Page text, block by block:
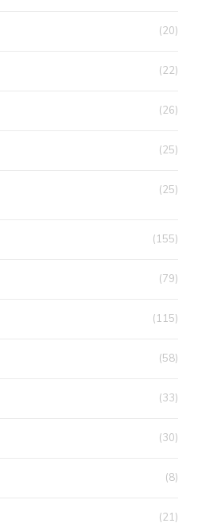
(20)
(22)
(26)
(25)
(25)
(155)
(79)
(115)
(58)
(33)
(30)
(8)
(21)